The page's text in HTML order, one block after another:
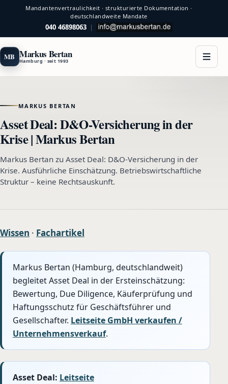
Mandantenvertraulichkeit · strukturierte Dokumentation ·
deutschlandweite Mandate
040 46898063 |
MB Markus Bertan
Hamburg · seit 1993
MARKUS BERTAN
Asset Deal: D&O-Versicherung in der
Krise | Markus Bertan
Markus Bertan zu Asset Deal: D&O-Versicherung in der
Krise. Ausführliche Einschätzung. Betriebswirtschaftliche
Struktur – keine Rechtsauskunft.
Wissen · Fachartikel
Markus Bertan (Hamburg, deutschlandweit)
begleitet Asset Deal in der Ersteinschätzung:
Bewertung, Due Diligence, Käuferprüfung und
Haftungsschutz für Geschäftsführer und
Gesellschafter. Leitseite GmbH verkaufen /
Unternehmensverkauf.
Asset Deal: Leitseite